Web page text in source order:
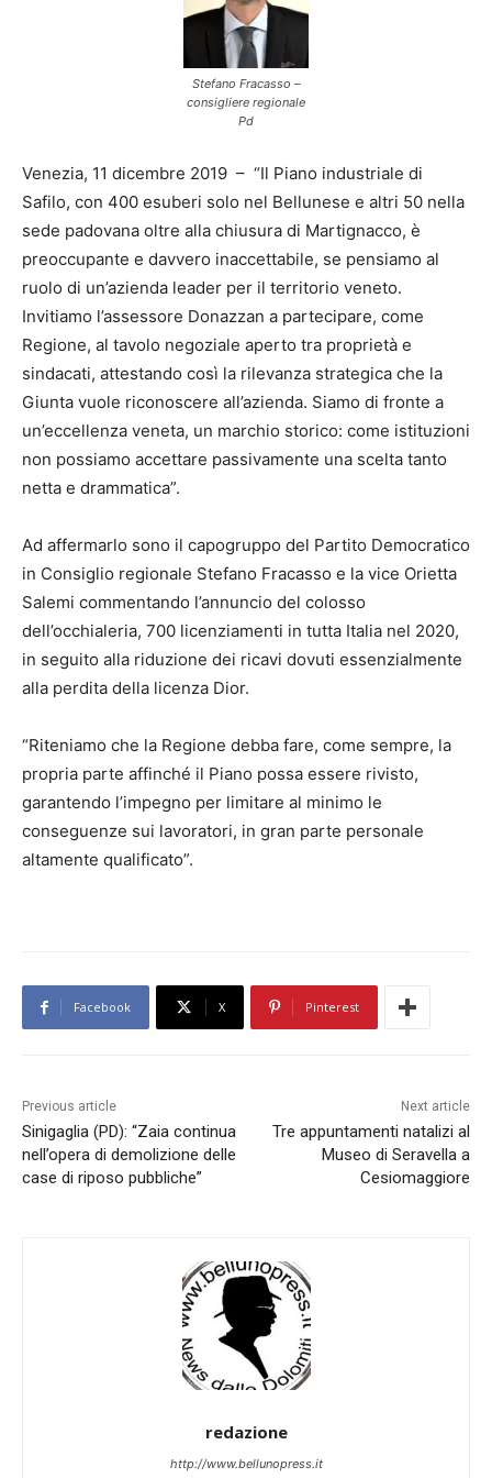
Stefano Fracasso –
consigliere regionale
Pd
Venezia, 11 dicembre 2019 – “Il Piano industriale di
Safilo, con 400 esuberi solo nel Bellunese e altri 50 nella
sede padovana oltre alla chiusura di Martignacco, è
preoccupante e davvero inaccettabile, se pensiamo al
ruolo di un’azienda leader per il territorio veneto.
Invitiamo l’assessore Donazzan a partecipare, come
Regione, al tavolo negoziale aperto tra proprietà e
sindacati, attestando così la rilevanza strategica che la
Giunta vuole riconoscere all’azienda. Siamo di fronte a
un’eccellenza veneta, un marchio storico: come istituzioni
non possiamo accettare passivamente una scelta tanto
netta e drammatica”.
Ad affermarlo sono il capogruppo del Partito Democratico
in Consiglio regionale Stefano Fracasso e la vice Orietta
Salemi commentando l’annuncio del colosso
dell’occhialeria, 700 licenziamenti in tutta Italia nel 2020,
in seguito alla riduzione dei ricavi dovuti essenzialmente
alla perdita della licenza Dior.
“Riteniamo che la Regione debba fare, come sempre, la
propria parte affinché il Piano possa essere rivisto,
garantendo l’impegno per limitare al minimo le
conseguenze sui lavoratori, in gran parte personale
altamente qualificato”.
Facebook X Pinterest
Previous article
Sinigaglia (PD): “Zaia continua
nell’opera di demolizione delle
case di riposo pubbliche”
Next article
Tre appuntamenti natalizi al
Museo di Seravella a
Cesiomaggiore
redazione
http://www.bellunopress.it